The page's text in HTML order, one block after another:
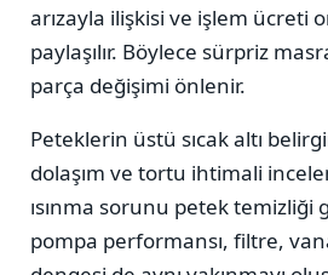
arızayla ilişkisi ve işlem ücreti
paylaşılır. Böylece sürpriz
parça değişimi önlenir.
Peteklerin üstü sıcak altı
dolaşım ve tortu ihtimali
ısınma sorunu petek temizliği
pompa performansı, filtre,